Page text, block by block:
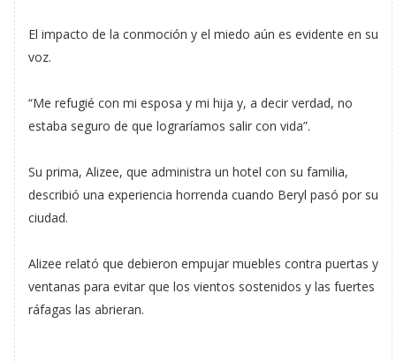
El impacto de la conmoción y el miedo aún es evidente en su
voz.
“Me refugié con mi esposa y mi hija y, a decir verdad, no
estaba seguro de que lograríamos salir con vida”.
Su prima, Alizee, que administra un hotel con su familia,
describió una experiencia horrenda cuando Beryl pasó por su
ciudad.
Alizee relató que debieron empujar muebles contra puertas y
ventanas para evitar que los vientos sostenidos y las fuertes
ráfagas las abrieran.